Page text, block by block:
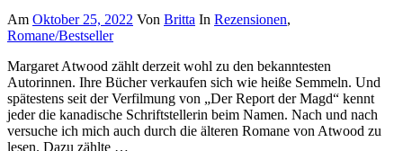
Am Oktober 25, 2022 Von Britta In Rezensionen,
Romane/Bestseller
Margaret Atwood zählt derzeit wohl zu den bekanntesten
Autorinnen. Ihre Bücher verkaufen sich wie heiße Semmeln. Und
spätestens seit der Verfilmung von „Der Report der Magd“ kennt
jeder die kanadische Schriftstellerin beim Namen. Nach und nach
versuche ich mich auch durch die älteren Romane von Atwood zu
lesen. Dazu zählte …